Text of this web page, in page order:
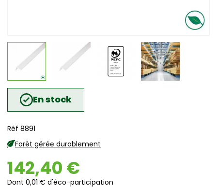
En stock
Réf 8891
Forêt gérée durablement
142,40 €
Dont 0,01 € d'éco-participation